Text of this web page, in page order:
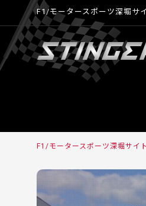
F1/モータースポーツ深堀サ
F1/モータースポーツ深堀サイ